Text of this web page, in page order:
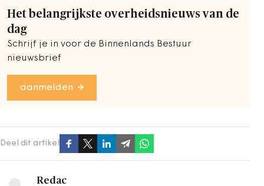
Het belangrijkste overheidsnieuws van de
dag
Schrijf je in voor de Binnenlands Bestuur
nieuwsbrief
aanmelden
Deel dit artikel
Redac